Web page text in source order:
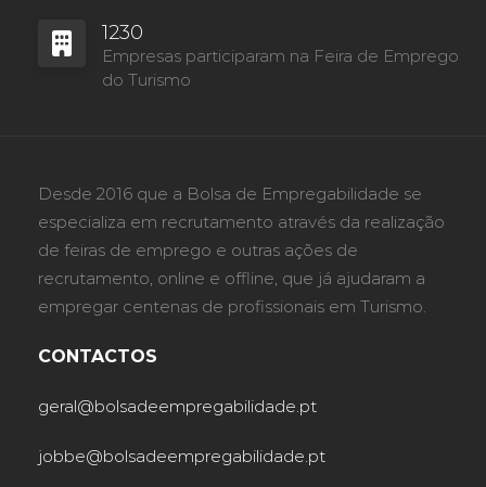
1230
Empresas participaram na Feira de Emprego
do Turismo
Desde 2016 que a Bolsa de Empregabilidade se
especializa em recrutamento através da realização
de feiras de emprego e outras ações de
recrutamento, online e offline, que já ajudaram a
empregar centenas de profissionais em Turismo.
CONTACTOS
geral@bolsadeempregabilidade.pt
jobbe@bolsadeempregabilidade.pt